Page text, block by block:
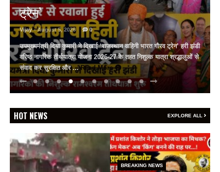
भाग्यांक? 5 अगस्त, बुधवार, 2026
Vijay - August 4, 2026 0
वैदिक पंचांग वैदिक पंचांग और भाग्यांक (Lucky Number) के जरिए जानिए
ज्योतिष (Astrologer) पूनम गौड से कैसा रहेगा आपका आज का दिन?
(dusrikhabar.com) दिनांक - 5 ... Read More
HOT NEWS EXPLORE ALL
BREAKING NEWS